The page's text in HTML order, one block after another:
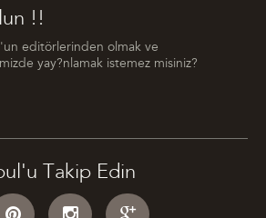
!!
editörlerinden olmak ve
yay?nlamak istemez misiniz?
Takip Edin